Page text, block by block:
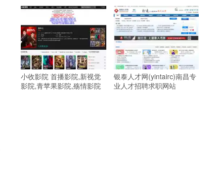
小收影院 首播影院,新视觉
影院,青苹果影院,殇情影院
银泰人才网(yintairc)南昌专
业人才招聘求职网站